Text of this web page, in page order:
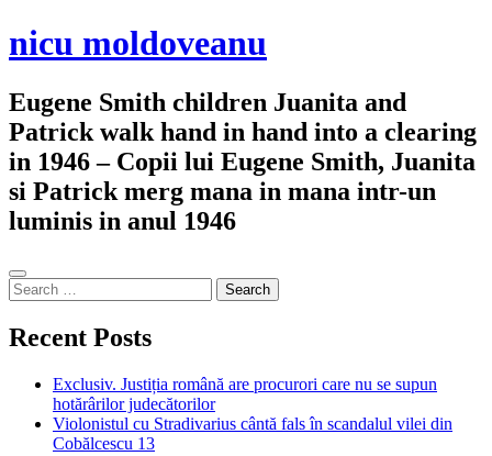
Skip
to
nicu moldoveanu
Eugene Smith children Juanita and
Patrick walk hand in hand into a clearing
in 1946 – Copii lui Eugene Smith, Juanita
si Patrick merg mana in mana intr-un
luminis in anul 1946
Sidebar
Search
for:
Recent Posts
Exclusiv. Justiția română are procurori care nu se supun
hotărârilor judecătorilor
Violonistul cu Stradivarius cântă fals în scandalul vilei din
Cobălcescu 13